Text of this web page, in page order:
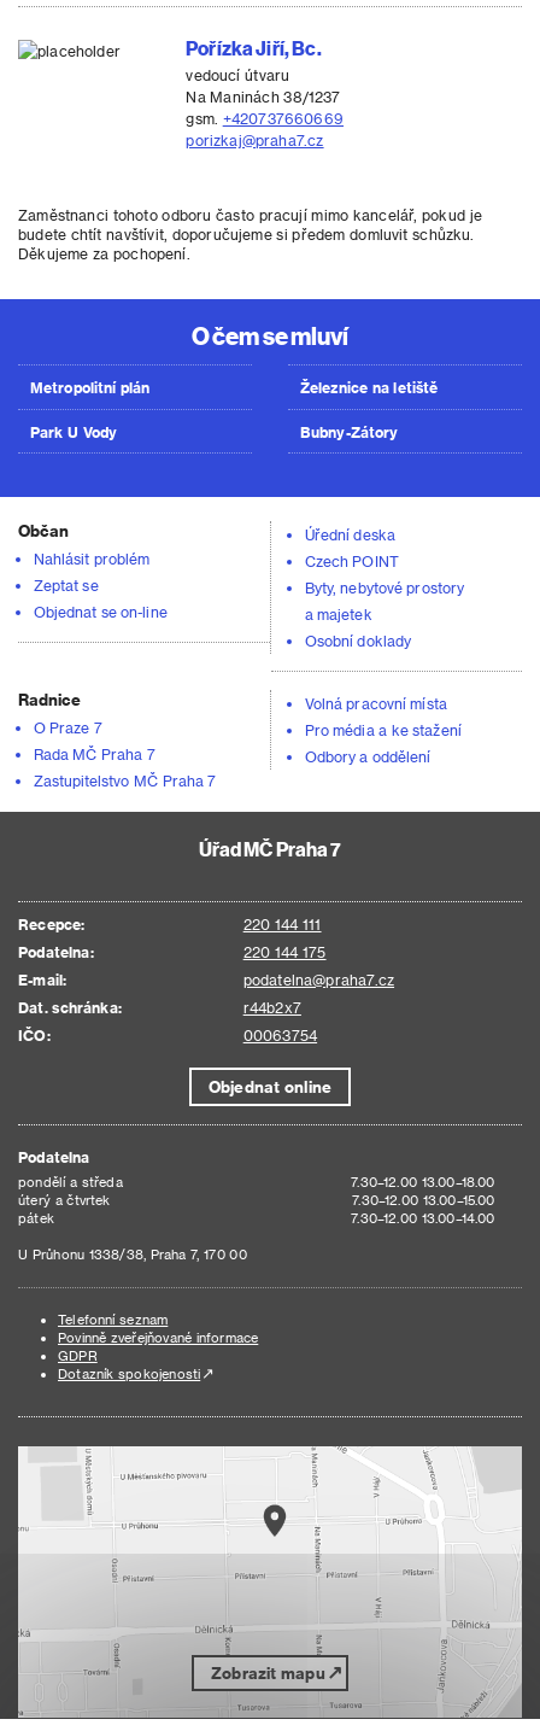
Pořízka Jiří, Bc.
vedoucí útvaru
Na Maninách 38/1237
gsm. +420737660669
porizkaj@praha7.cz
Zaměstnanci tohoto odboru často pracují mimo kancelář, pokud je
budete chtít navštívit, doporučujeme si předem domluvit schůzku.
Děkujeme za pochopení.
O čem se mluví
Metropolitní plán
Park U Vody
Železnice na letiště
Bubny-Zátory
Občan
Nahlásit problém
Zeptat se
Objednat se on-line
Úřední deska
Czech POINT
Byty, nebytové prostory
a majetek
Osobní doklady
Radnice
O Praze 7
Rada MČ Praha 7
Zastupitelstvo MČ Praha 7
Volná pracovní místa
Pro média a ke stažení
Odbory a oddělení
Úřad MČ Praha 7
Recepce:
220 144 111
Podatelna:
220 144 175
E-mail:
podatelna@praha7.cz
Dat. schránka:
r44b2x7
IČO:
00063754
Objednat online
Podatelna
pondělí a středa
7.30–12.00 13.00–18.00
úterý a čtvrtek
7.30–12.00 13.00–15.00
pátek
7.30–12.00 13.00–14.00
U Průhonu 1338/38, Praha 7, 170 00
Telefonní seznam
Povinně zveřejňované informace
GDPR
Dotazník spokojenosti
Zobrazit mapu